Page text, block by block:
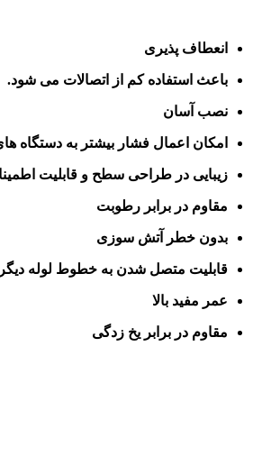
انعطاف پذیری
باعث استفاده کم از اتصالات می شود.
نصب آسان
امکان اعمال فشار بیشتر به دستگاه
زیبایی در طراحی سطح و قابلیت
مقاوم در برابر رطوبت
بدون خطر آتش سوزی
قابلیت متصل شدن به خطوط لوله دیگر
عمر مفید بالا
مقاوم در برابر یخ زدگی